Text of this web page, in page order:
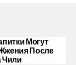
Могут
После
Чили